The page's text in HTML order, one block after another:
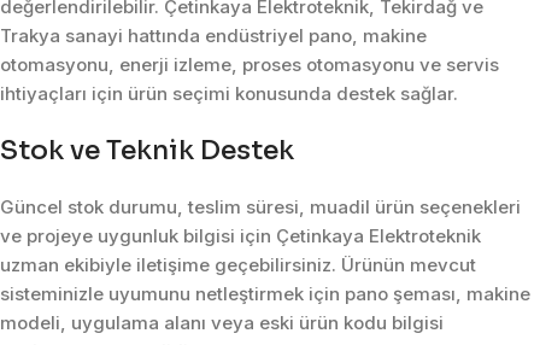
değerlendirilebilir. Çetinkaya Elektroteknik, Tekirdağ ve
Trakya sanayi hattında endüstriyel pano, makine
otomasyonu, enerji izleme, proses otomasyonu ve servis
ihtiyaçları için ürün seçimi konusunda destek sağlar.
Stok ve Teknik Destek
Güncel stok durumu, teslim süresi, muadil ürün seçenekleri
ve projeye uygunluk bilgisi için Çetinkaya Elektroteknik
uzman ekibiyle iletişime geçebilirsiniz. Ürünün mevcut
sisteminizle uyumunu netleştirmek için pano şeması, makine
modeli, uygulama alanı veya eski ürün kodu bilgisi